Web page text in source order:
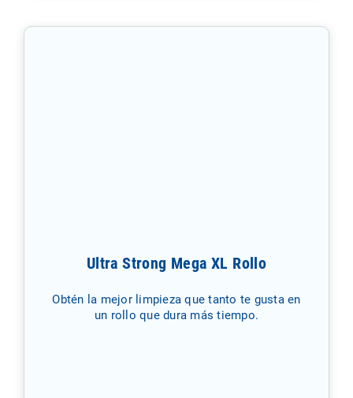
Ultra Strong Mega XL Rollo
Obtén la mejor limpieza que tanto te gusta en
un rollo que dura más tiempo.